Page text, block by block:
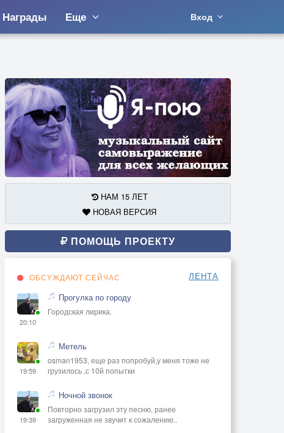
Награды Еще Вход
НАМ 15 ЛЕТ
НОВАЯ ВЕРСИЯ
ПОМОЩЬ ПРОЕКТУ
ОБСУЖДАЮТ СЕЙЧАС ЛЕНТА
20:10
Прогулка по городу
Городская лирика.
19:59
Метель
osman1953, еще раз попробуй,у меня тоже не
грузилось ,с 10й попытки
19:39
Ночной звонок
Повторно загрузил эту песню, ранее
загруженная не звучит к сожалению..